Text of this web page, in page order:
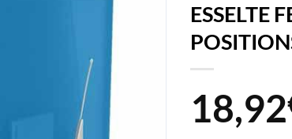
ESSELTE
18,92